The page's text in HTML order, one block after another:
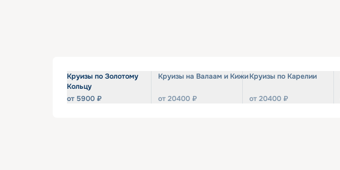
Круизы по Золотому
Кольцу
от 5900 ₽
Круизы на Валаам и Кижи
от 20400 ₽
Круизы по Карелии
от 20400 ₽